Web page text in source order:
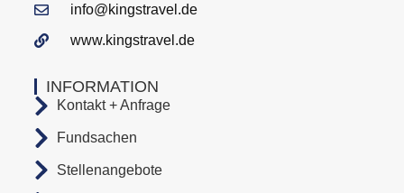
INFORMATION
Kontakt + Anfrage
Fundsachen
Stellenangebote
info@kingstravel.de
www.kingstravel.de